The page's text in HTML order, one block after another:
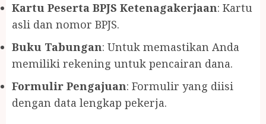
Kartu Peserta BPJS Ketenagakerjaan: Kartu
asli dan nomor BPJS.
Buku Tabungan: Untuk memastikan Anda
memiliki rekening untuk pencairan dana.
Formulir Pengajuan: Formulir yang diisi
dengan data lengkap pekerja.